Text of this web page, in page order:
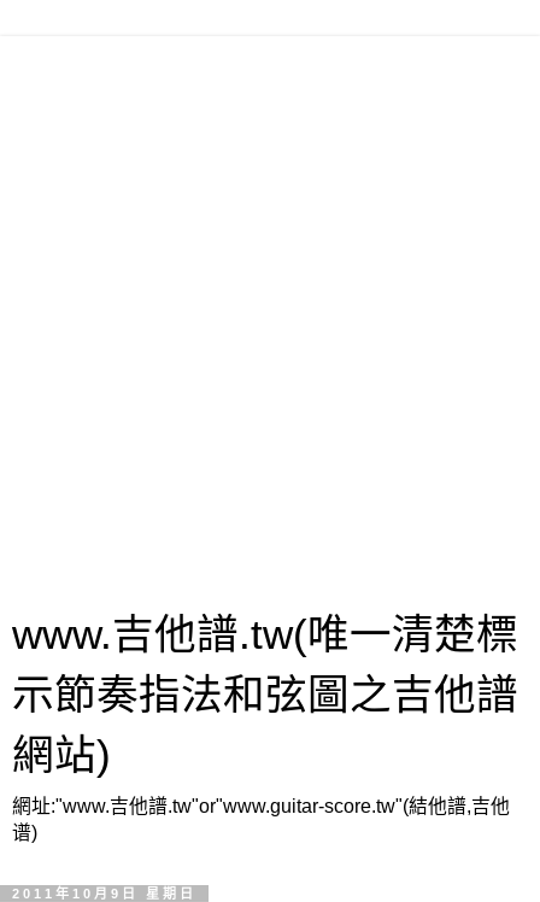
www.吉他譜.tw(唯一清楚標
示節奏指法和弦圖之吉他譜
網站)
網址:"www.吉他譜.tw"or"www.guitar-score.tw"(結他譜,吉他
谱)
2011年10月9日 星期日